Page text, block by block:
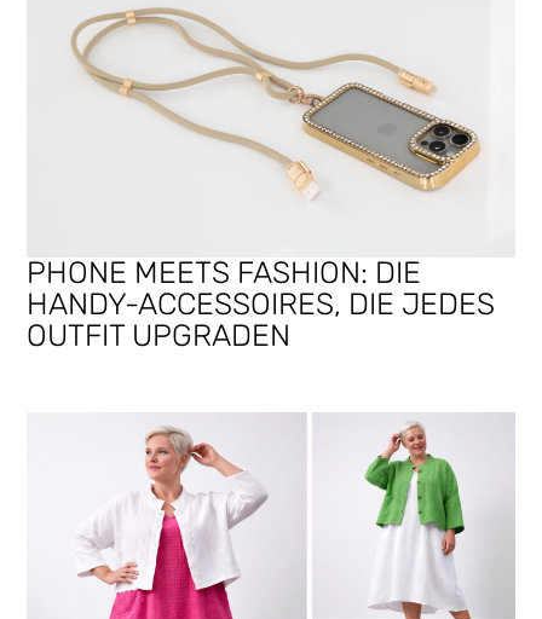
PHONE MEETS FASHION: DIE
HANDY-ACCESSOIRES, DIE JEDES
OUTFIT UPGRADEN